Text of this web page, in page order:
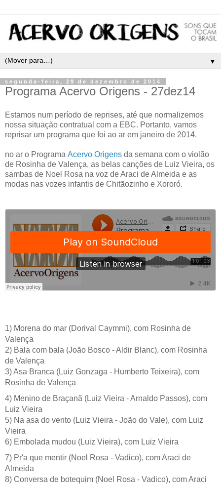
▼
segunda-feira, 29 de dezembro de 2014
Programa Acervo Origens - 27dez14
Estamos num período de reprises, até que normalizemos
nossa situação contratual com a EBC. Portanto, vamos
reprisar um programa que foi ao ar em janeiro de 2014.
no ar o Programa Acervo Origens da semana com o violão
de Rosinha de Valença, as belas canções de Luiz Vieira, os
sambas de Noel Rosa na voz de Araci de Almeida e as
modas nas vozes infantis de Chitãozinho e Xororó.
1) Morena do mar (Dorival Caymmi), com Rosinha de
Valença
2) Bala com bala (João Bosco - Aldir Blanc), com Rosinha
de Valença
3) Asa Branca (Luiz Gonzaga - Humberto Teixeira), com
Rosinha de Valença
4) Menino de Braçanã (Luiz Vieira - Arnaldo Passos), com
Luiz Vieira
5) Na asa do vento (Luiz Vieira - João do Vale), com Luiz
Vieira
6) Embolada mudou (Luiz Vieira), com Luiz Vieira
7) Pr'a que mentir (Noel Rosa - Vadico), com Araci de
Almeida
8) Conversa de botequim (Noel Rosa - Vadico), com Araci